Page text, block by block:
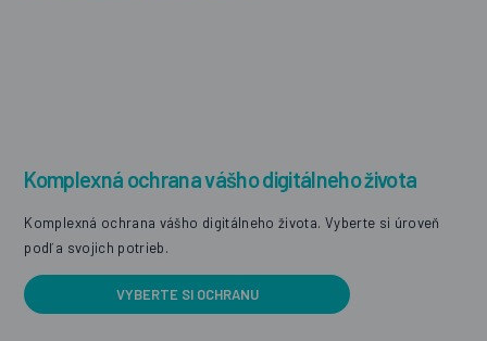
Komplexná ochrana vášho digitálneho života
Komplexná ochrana vášho digitálneho života. Vyberte si úroveň
podľa svojich potrieb.
VYBERTE SI OCHRANU